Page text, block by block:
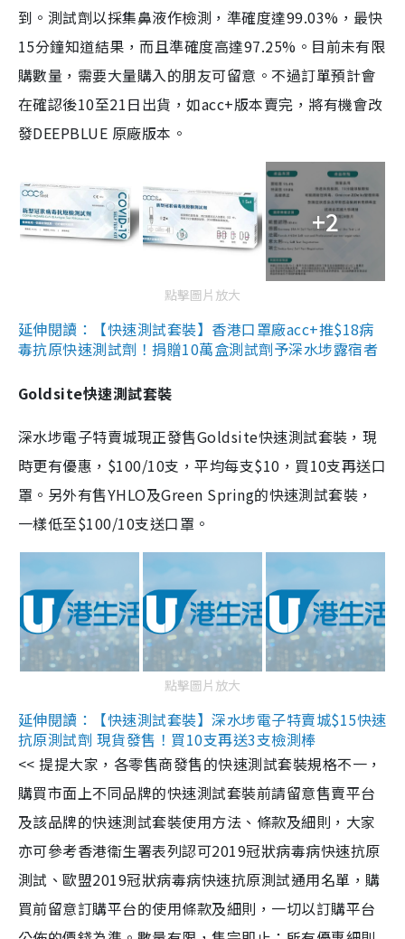
到。測試劑以採集鼻液作檢測，準確度達99.03%，最快
15分鐘知道結果，而且準確度高達97.25%。目前未有限
購數量，需要大量購入的朋友可留意。不過訂單預計會
在確認後10至21日出貨，如acc+版本賣完，將有機會改
發DEEPBLUE 原廠版本。
+2
點擊圖片放大
延伸閱讀：【快速測試套裝】香港口罩廠acc+推$18病
毒抗原快速測試劑！捐贈10萬盒測試劑予深水埗露宿者
Goldsite快速測試套裝
深水埗電子特賣城現正發售Goldsite快速測試套裝，現
時更有優惠，$100/10支，平均每支$10，買10支再送口
罩。另外有售YHLO及Green Spring的快速測試套裝，
一樣低至$100/10支送口罩。
點擊圖片放大
延伸閱讀：【快速測試套裝】深水埗電子特賣城$15快速
抗原測試劑 現貨發售！買10支再送3支檢測棒
<< 提提大家，各零售商發售的快速測試套裝規格不一，
購買市面上不同品牌的快速測試套裝前請留意售賣平台
及該品牌的快速測試套裝使用方法、條款及細則，大家
亦可參考香港衞生署表列認可2019冠狀病毒病快速抗原
測試、歐盟2019冠狀病毒病快速抗原測試通用名單，購
買前留意訂購平台的使用條款及細則，一切以訂購平台